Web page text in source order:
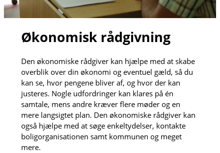
Økonomisk rådgivning
Den økonomiske rådgiver kan hjælpe med at skabe
overblik over din økonomi og eventuel gæld, så du
kan se, hvor pengene bliver af, og hvor der kan
justeres. Nogle udfordringer kan klares på én
samtale, mens andre kræver flere møder og en
mere langsigtet plan. Den økonomiske rådgiver kan
også hjælpe med at søge enkeltydelser, kontakte
boligorganisationen samt kommunen og meget
mere.